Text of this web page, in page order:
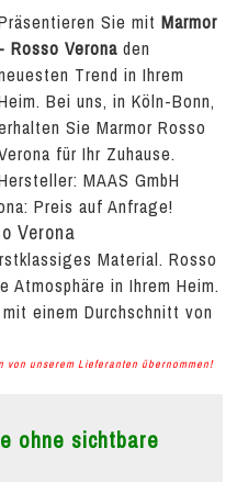
Sie mit Marmor
- Rosso Verona den
Trend in Ihrem
Bei uns, in Köln-Bonn,
Sie Marmor Rosso
für Ihr Zuhause.
MAAS GmbH
Preis auf Anfrage!
Verona
Material. Rosso
Atmosphäre in Ihrem Heim.
einem Durchschnitt von
unserem Lieferanten übernommen!
ohne sichtbare